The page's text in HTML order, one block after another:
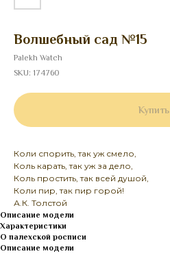
Волшебный сад №15
Palekh Watch
SKU: 174760
Купить
Коли спорить, так уж смело,
Коль карать, так уж за дело,
Коль простить, так всей душой,
Коли пир, так пир горой!
А.К. Толстой
Описание модели
Характеристики
О палехской росписи
Описание модели